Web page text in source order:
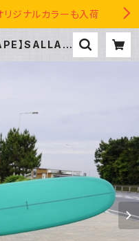
ジナルカラーも入荷
】SALLAS
イプ Kai Sa
THE USA S